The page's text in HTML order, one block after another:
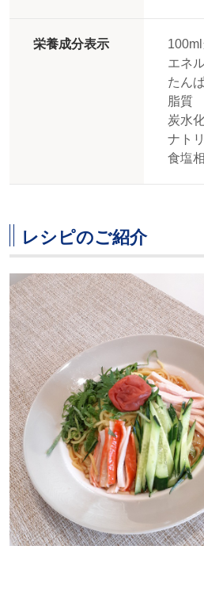
栄養成分表示
100ml
エネ
たん
脂質
炭水
ナト
食塩
レシピのご紹介